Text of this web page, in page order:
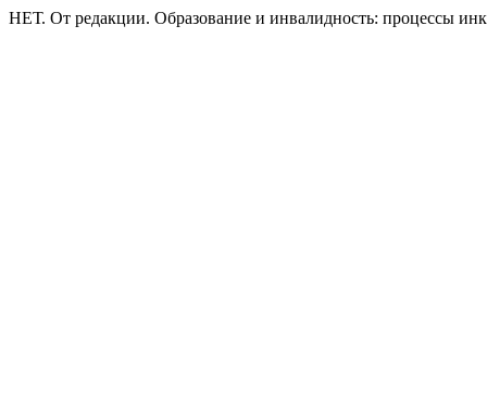
НЕТ. От редакции. Образование и инвалидность: процессы